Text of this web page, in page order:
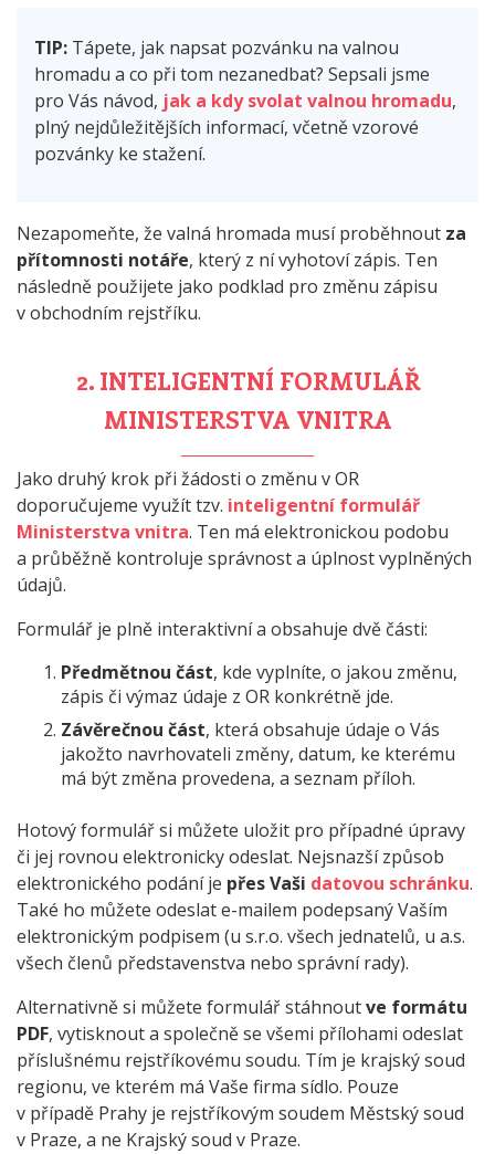
TIP: Tápete, jak napsat pozvánku na valnou
hromadu a co při tom nezanedbat? Sepsali jsme
pro Vás návod, jak a kdy svolat valnou hromadu,
plný nejdůležitějších informací, včetně vzorové
pozvánky ke stažení.
Nezapomeňte, že valná hromada musí proběhnout za
přítomnosti notáře, který z ní vyhotoví zápis. Ten
následně použijete jako podklad pro změnu zápisu
v obchodním rejstříku.
2. INTELIGENTNÍ FORMULÁŘ
MINISTERSTVA VNITRA
Jako druhý krok při žádosti o změnu v OR
doporučujeme využít tzv. inteligentní formulář
Ministerstva vnitra. Ten má elektronickou podobu
a průběžně kontroluje správnost a úplnost vyplněných
údajů.
Formulář je plně interaktivní a obsahuje dvě části:
Předmětnou část, kde vyplníte, o jakou změnu,
zápis či výmaz údaje z OR konkrétně jde.
Závěrečnou část, která obsahuje údaje o Vás
jakožto navrhovateli změny, datum, ke kterému
má být změna provedena, a seznam příloh.
Hotový formulář si můžete uložit pro případné úpravy
či jej rovnou elektronicky odeslat. Nejsnazší způsob
elektronického podání je přes Vaši datovou schránku.
Také ho můžete odeslat e-mailem podepsaný Vaším
elektronickým podpisem (u s.r.o. všech jednatelů, u a.s.
všech členů představenstva nebo správní rady).
Alternativně si můžete formulář stáhnoutve formátu
PDF, vytisknout a společně se všemi přílohami odeslat
příslušnému rejstříkovému soudu. Tím je krajský soud
regionu, ve kterém má Vaše firma sídlo. Pouze
v případě Prahy je rejstříkovým soudem Městský soud
v Praze, a ne Krajský soud v Praze.